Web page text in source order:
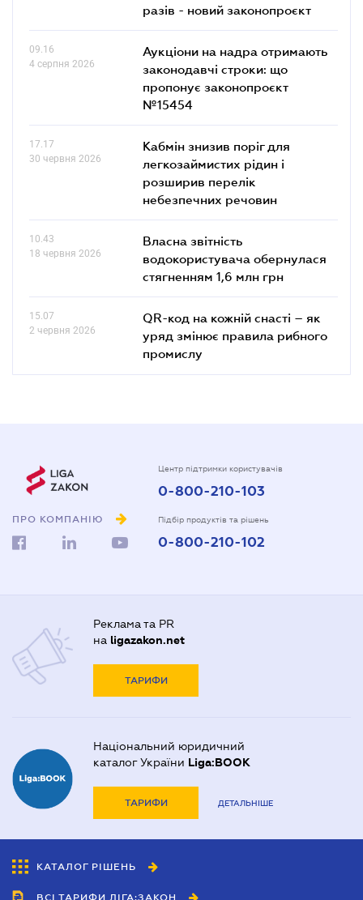
разів - новий законопроєкт
09.16
4 серпня 2026
Аукціони на надра отримають
законодавчі строки: що
пропонує законопроєкт
№15454
17.17
30 червня 2026
Кабмін знизив поріг для
легкозаймистих рідин і
розширив перелік
небезпечних речовин
10.43
18 червня 2026
Власна звітність
водокористувача обернулася
стягненням 1,6 млн грн
15.07
2 червня 2026
QR-код на кожній снасті – як
уряд змінює правила рибного
промислу
ПРО КОМПАНІЮ
Центр підтримки користувачів
0-800-210-103
Підбір продуктів та рішень
0-800-210-102
Реклама та PR
на ligazakon.net
ТАРИФИ
Національний юридичний
каталог України Liga:BOOK
ТАРИФИ ДЕТАЛЬНІШЕ
КАТАЛОГ РІШЕНЬ
ВСІ ТАРИФИ ЛІГА:ЗАКОН